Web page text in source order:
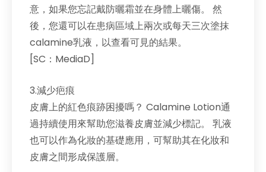
意，如果您忘記戴防曬霜並在身體上曬傷。 然
後，您還可以在患病區域上兩次或每天三次塗抹
calamine乳液，以查看可見的結果。
[SC：MediaD]
3.減少疤痕
皮膚上的紅色痕跡困擾嗎？ Calamine Lotion通
過持續使用來幫助您滋養皮膚並減少標記。 乳液
也可以作為化妝的基礎應用，可幫助其在化妝和
皮膚之間形成保護層。